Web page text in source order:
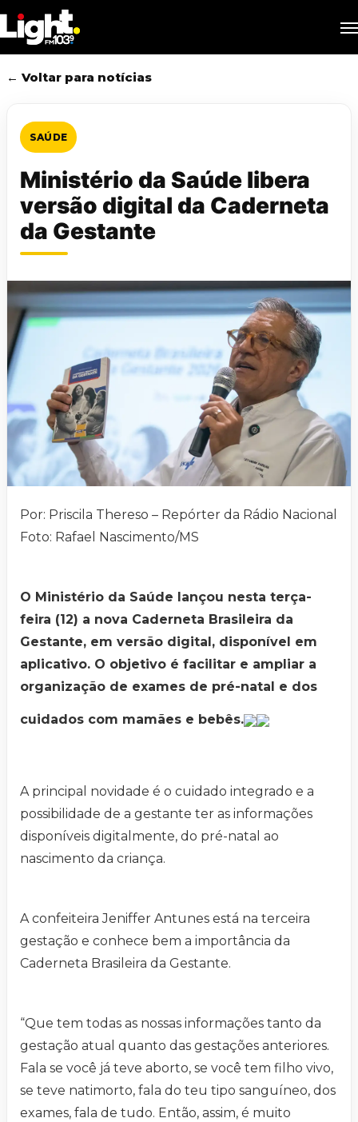
to
main
content
← Voltar para notícias
SAÚDE
Ministério da Saúde libera
versão digital da Caderneta
da Gestante
Por: Priscila Thereso – Repórter da Rádio Nacional
Foto: Rafael Nascimento/MS
O Ministério da Saúde lançou nesta terça-
feira (12) a nova Caderneta Brasileira da
Gestante, em versão digital, disponível em
aplicativo. O objetivo é facilitar e ampliar a
organização de exames de pré-natal e dos
cuidados com mamães e bebês.
A principal novidade é o cuidado integrado e a
possibilidade de a gestante ter as informações
disponíveis digitalmente, do pré-natal ao
nascimento da criança.
A confeiteira Jeniffer Antunes está na terceira
gestação e conhece bem a importância da
Caderneta Brasileira da Gestante.
“Que tem todas as nossas informações tanto da
gestação atual quanto das gestações anteriores.
Fala se você já teve aborto, se você tem filho vivo,
se teve natimorto, fala do teu tipo sanguíneo, dos
exames, fala de tudo. Então, assim, é muito